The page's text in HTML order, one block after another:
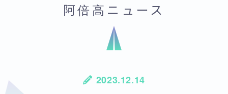
阿倍高ニュース
2023.12.14